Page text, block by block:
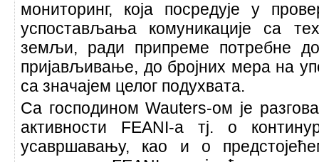
мониторинг, која посредује у
успостављања комуникације са
земљи, ради припреме потребне
пријављивање, до бројних мера на
са значајем целог подухвата.
Са господином Wauters-ом је
активности FEANI-а тј. о
усавршавању, као и о